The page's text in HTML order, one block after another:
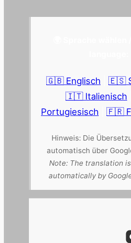
🇬🇧 Englisch 🇪🇸
🇮🇹 Italienisch
Portugiesisch
🇫🇷
Hinweis: Die
automatisch über
Note: The translation
automatically by